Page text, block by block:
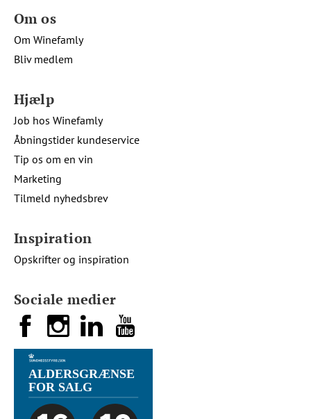
Sociale medier
Om os
Om Winefamly
Bliv medlem
Hjælp
Job hos Winefamly
Åbningstider kundeservice
Tip os om en vin
Marketing
Tilmeld nyhedsbrev
Inspiration
Opskrifter og inspiration